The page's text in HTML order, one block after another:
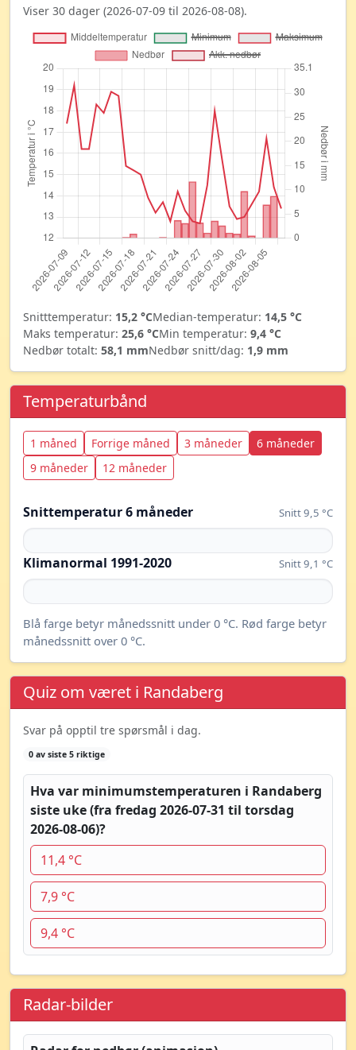
Viser 30 dager (2026-07-09 til 2026-08-08).
Snitttemperatur: 15,2 °CMedian-temperatur: 14,5 °C
Maks temperatur: 25,6 °CMin temperatur: 9,4 °C
Nedbør totalt: 58,1 mmNedbør snitt/dag: 1,9 mm
Temperaturbånd
1 måned Forrige måned 3 måneder
6 måneder
9 måneder
12 måneder
Snittemperatur 6 måneder Snitt 9,5 °C
Klimanormal 1991-2020 Snitt 9,1 °C
Blå farge betyr månedssnitt under 0 °C. Rød farge betyr
månedssnitt over 0 °C.
Quiz om været i Randaberg
Svar på opptil tre spørsmål i dag.
0 av siste 5 riktige
Hva var minimumstemperaturen i Randaberg
siste uke (fra fredag 2026-07-31 til torsdag
2026-08-06)?
11,4 °C
7,9 °C
9,4 °C
Radar-bilder